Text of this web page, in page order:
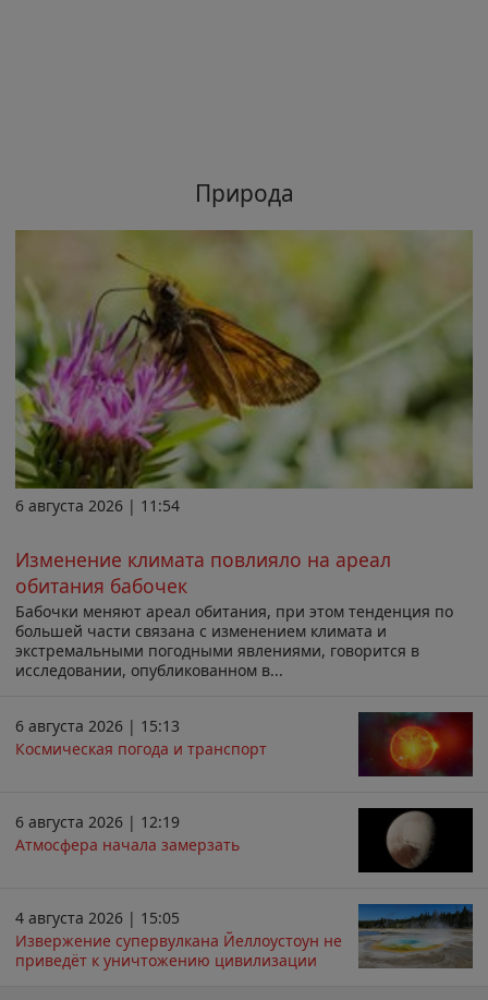
Природа
6 августа 2026 | 11:54
Изменение климата повлияло на ареал
обитания бабочек
Бабочки меняют ареал обитания, при этом тенденция по
большей части связана с изменением климата и
экстремальными погодными явлениями, говорится в
исследовании, опубликованном в...
6 августа 2026 | 15:13
Космическая погода и транспорт
6 августа 2026 | 12:19
Атмосфера начала замерзать
4 августа 2026 | 15:05
Извержение супервулкана Йеллоустоун не
приведёт к уничтожению цивилизации